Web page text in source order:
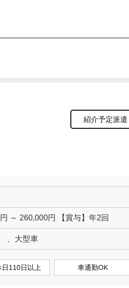
紹介予定派遣
～ 260,000円 【賞与】年2回
、大型車
日110日以上 車通勤OK